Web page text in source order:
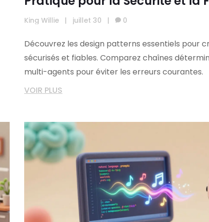
King Willie | juillet 30 | 0
Découvrez les design patterns essentiels pour
sécurisés et fiables. Comparez chaînes
multi-agents pour éviter les erreurs courantes.
VOIR PLUS